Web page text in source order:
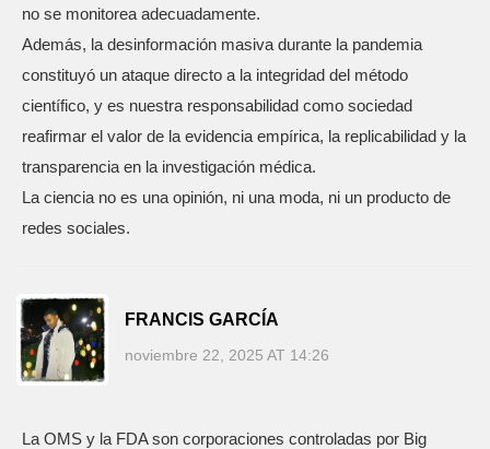
no se monitorea adecuadamente.
Además, la desinformación masiva durante la pandemia
constituyó un ataque directo a la integridad del método
científico, y es nuestra responsabilidad como sociedad
reafirmar el valor de la evidencia empírica, la replicabilidad y la
transparencia en la investigación médica.
La ciencia no es una opinión, ni una moda, ni un producto de
redes sociales.
FRANCIS GARCÍA
noviembre 22, 2025 AT 14:26
La OMS y la FDA son corporaciones controladas por Big